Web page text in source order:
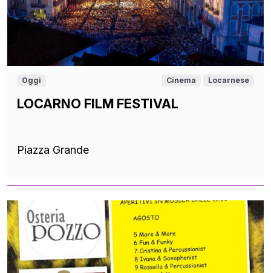
Oggi Cinema Locarnese
LOCARNO FILM FESTIVAL
Piazza Grande